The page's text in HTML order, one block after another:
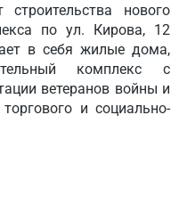
нового
по ул. Кирова, 12
в себя жилые дома,
комплекс с
ветеранов войны и
и социально-